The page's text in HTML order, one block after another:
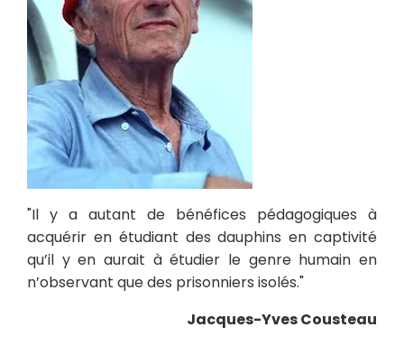
"Il y a autant de bénéfices pédagogiques à
acquérir en étudiant des dauphins en captivité
qu’il y en aurait à étudier le genre humain en
n’observant que des prisonniers isolés."
Jacques-Yves Cousteau